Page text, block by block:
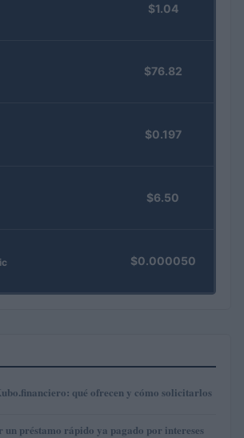
$1.04
$76.82
$0.197
$6.50
$0.000050
qué ofrecen y cómo solicitarlos
un préstamo rápido ya pagado por intereses